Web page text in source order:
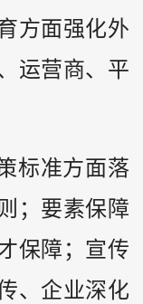
方面强化外
运营商、平
标准方面落
；要素保障
保障；宣传
、企业深化